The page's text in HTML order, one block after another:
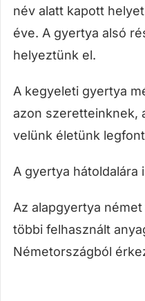
név alatt kapott
éve. A gyertya alsó
helyeztünk el.
A kegyeleti gyertya
azon szeretteinknek,
velünk életünk
A gyertya hátoldalára
Az alapgyertya
többi felhasznált
Németországból